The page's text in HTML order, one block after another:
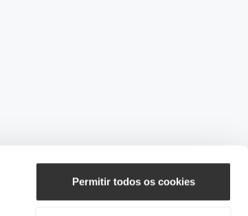
Permitir todos os cookies